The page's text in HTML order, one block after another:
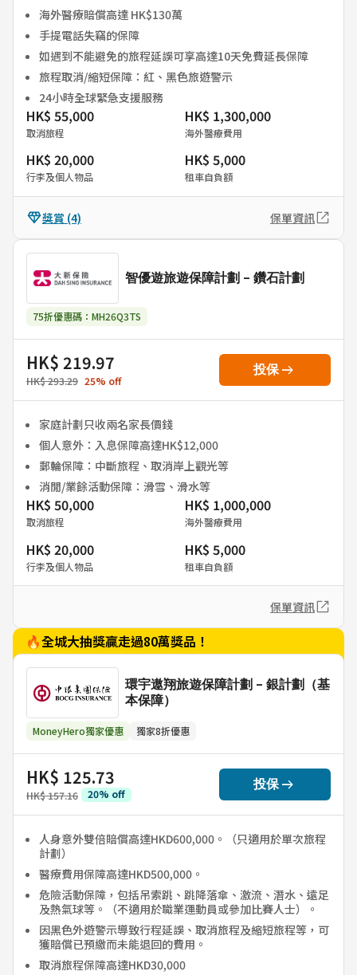
海外醫療賠償高達 HK$130萬
手提電話失竊的保障
如遇到不能避免的旅程延誤可享高達10天免費延長保障
旅程取消/縮短保障：紅、黑色旅遊警示
24小時全球緊急支援服務
HK$ 55,000
取消旅程
HK$ 1,300,000
海外醫療費用
HK$ 20,000
行李及個人物品
HK$ 5,000
租車自負額
獎賞 (4) 保單資訊
智優遊旅遊保障計劃 - 鑽石計劃
75折優惠碼：MH26Q3TS
HK$ 219.97
HK$ 293.29 25% off
投保arrow_right_alt
家庭計劃只收兩名家長價錢
個人意外：入息保障高達HK$12,000
郵輪保障：中斷旅程、取消岸上觀光等
消閒/業餘活動保障：滑雪、滑水等
HK$ 50,000
取消旅程
HK$ 1,000,000
海外醫療費用
HK$ 20,000
行李及個人物品
HK$ 5,000
租車自負額
保單資訊
🔥全城大抽獎贏走過80萬獎品！
環宇遨翔旅遊保障計劃 - 銀計劃（基
本保障）
MoneyHero獨家優惠 獨家8折優惠
HK$ 125.73
HK$ 157.16 20% off
投保arrow_right_alt
人身意外雙倍賠償高達HKD600,000。（只適用於單次旅程
計劃）
醫療費用保障高達HKD500,000。
危險活動保障，包括吊索跳、跳降落傘、激流、潛水、遠足
及熱氣球等。（不適用於職業運動員或參加比賽人士）。
因黑色外遊警示導致行程延誤、取消旅程及縮短旅程等，可
獲賠償已預繳而未能退回的費用。
取消旅程保障高達HKD30,000